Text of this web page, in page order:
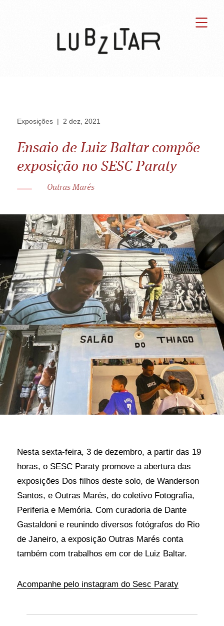
Exposições| 2 dez, 2021
Ensaio de Luiz Baltar compõe
exposição no SESC Paraty
Outras Marés
Nesta sexta-feira, 3 de dezembro, a partir das 19
horas, o SESC Paraty promove a abertura das
exposições Dos filhos deste solo, de Wanderson
Santos, e Outras Marés, do coletivo Fotografia,
Periferia e Memória. Com curadoria de Dante
Gastaldoni e reunindo diversos fotógrafos do Rio
de Janeiro, a exposição Outras Marés conta
também com trabalhos em cor de Luiz Baltar.
Acompanhe pelo instagram do Sesc Paraty